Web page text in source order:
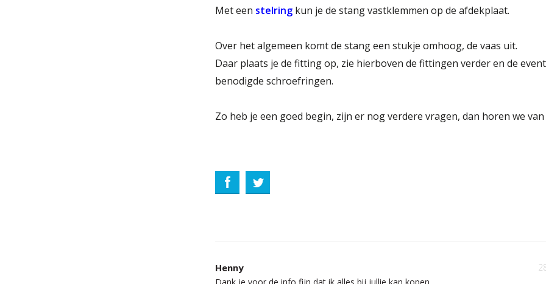
Met een stelringkun je de stang vastklemmen op de afdekplaat.
Over het algemeen komt de stang een stukje omhoog, de vaas uit.
Daar plaats je de fitting op, zie hierboven de fittingen verder en de
benodigde schroefringen.
Zo heb je een goed begin, zijn er nog verdere vragen, dan horen we van
Henny
Dank je voor de info fijn dat ik alles bij jullie kan kopen